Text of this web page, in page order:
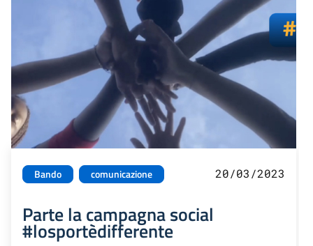
Bando comunicazione 20/03/2023
Parte la campagna social
#losportèdifferente